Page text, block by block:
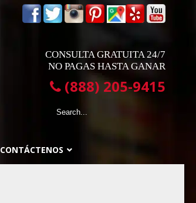
CONSULTA GRATUITA 24/7
NO PAGAS HASTA GANAR
(888) 205-9415
CONTÁCTENOS